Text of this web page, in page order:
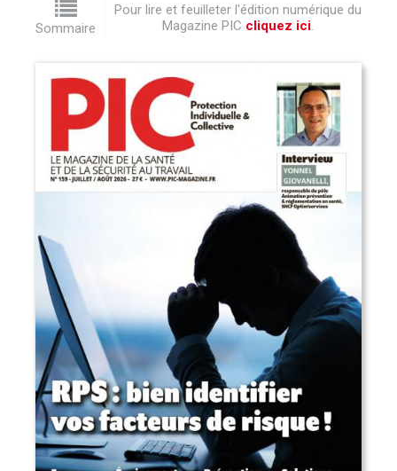
Sommaire
Pour lire et feuilleter l'édition numérique du
Magazine PIC cliquez ici.